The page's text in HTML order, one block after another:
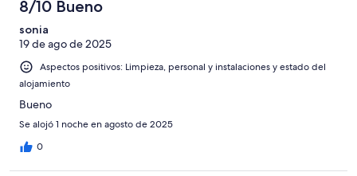
8/10 Bueno
sonia
19 de ago de 2025
Aspectos positivos: Limpieza, personal y instalaciones y estado del
alojamiento
Bueno
Se alojó 1 noche en agosto de 2025
0